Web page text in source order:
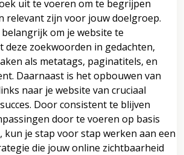
uit te voeren om te begrijpen
relevant zijn voor jouw doelgroep.
om je website te
deze zoekwoorden in gedachten,
als metatags, paginatitels, en
Daarnaast is het opbouwen van
naar je website van cruciaal
Door consistent te blijven
door te voeren op basis
kun je stap voor stap werken aan een
die jouw online zichtbaarheid